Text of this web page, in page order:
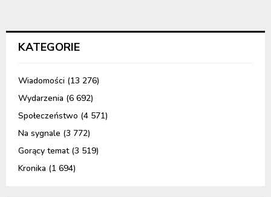
KATEGORIE
Wiadomości (13 276)
Wydarzenia (6 692)
Społeczeństwo (4 571)
Na sygnale (3 772)
Gorący temat(3 519)
Kronika (1 694)